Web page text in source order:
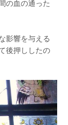
の血の通った
影響を与える
後押ししたの